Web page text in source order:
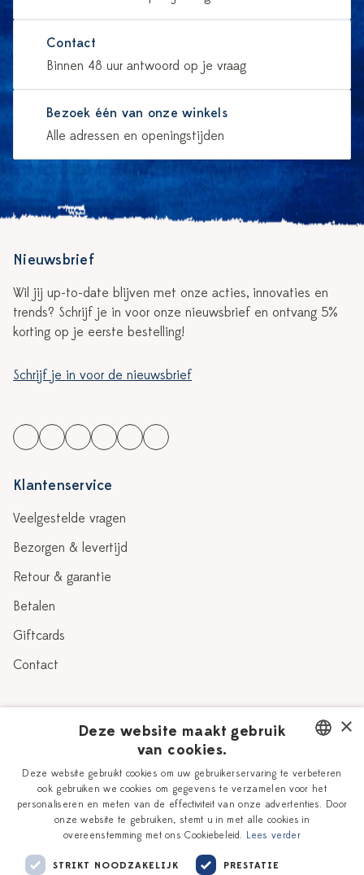
Contact
Binnen 48 uur antwoord op je vraag
Bezoek één van onze winkels
Alle adressen en openingstijden
Nieuwsbrief
Wil jij up-to-date blijven met onze acties, innovaties en
trends? Schrijf je in voor onze nieuwsbrief en ontvang 5%
korting op je eerste bestelling!
Schrijf je in voor de nieuwsbrief
Klantenservice
Veelgestelde vragen
Bezorgen & levertijd
Retour & garantie
Betalen
Giftcards
Contact
Verhaal
Onze plateelschilders
Delfts Blauw
Workshops
Vacatures
Zakelijk
DUTCH
ENGLISH
×
Deze website maakt gebruik
van cookies.
Deze website gebruikt cookies om uw gebruikerservaring te verbeteren
ook gebruiken we cookies om gegevens te verzamelen voor het
personaliseren en meten van de effectiviteit van onze advertenties. Door
onze website te gebruiken, stemt u in met alle cookies in
overeenstemming met ons Cookiebeleid. Lees verder
STRIKT NOODZAKELIJK PRESTATIE